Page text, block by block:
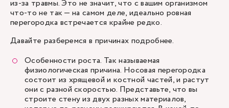
из-за травмы. Это не значит, что с вашим организмом
что-то не так — на самом деле, идеально ровная
перегородка встречается крайне редко.
Давайте разберемся в причинах подробнее.
Особенности роста. Так называемая
физиологическая причина. Носовая перегородка
состоит из хрящевой и костной частей, и растут
они с разной скоростью. Представьте, что вы
строите стену из двух разных материалов,